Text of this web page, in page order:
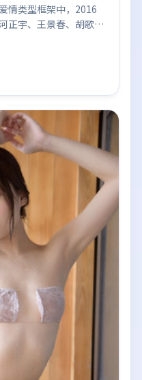
情类型框架中，2016
正宇、王景春、胡歌、
气质偏韩国都市与冷色